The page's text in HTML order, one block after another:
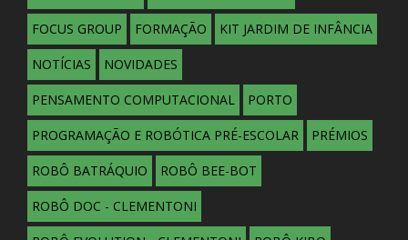
FOCUS GROUP FORMAÇÃO KIT JARDIM DE INFÂNCIA
NOTÍCIAS NOVIDADES
PENSAMENTO COMPUTACIONAL PORTO
PROGRAMAÇÃO E ROBÓTICA PRÉ-ESCOLAR PRÉMIOS
ROBÔ BATRÁQUIO ROBÔ BEE-BOT
ROBÔ DOC - CLEMENTONI